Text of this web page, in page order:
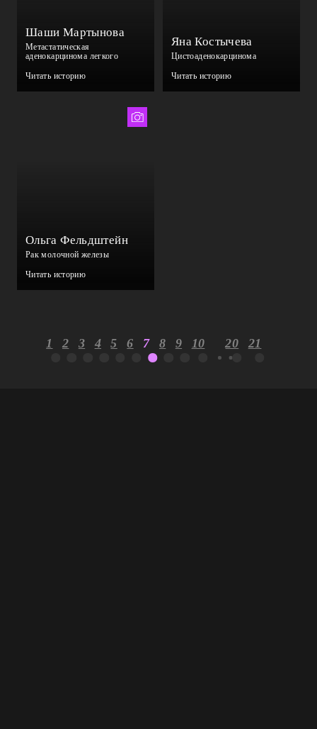
Шаши Мартынова
Метастатическая
аденокарцинома легкого
Читать историю
Яна Костычева
Цистоаденокарцинома
Читать историю
Мария Попова
Ольга Фельдштейн
Рак молочной железы
Читать историю
1 2 3 4 5 6 7 8 9 10 20 21